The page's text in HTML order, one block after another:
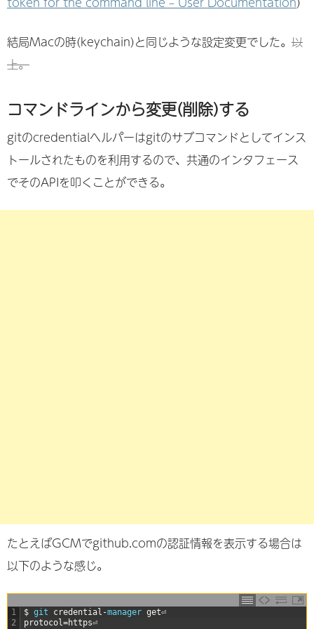
結局Macの時(keychain)と同じような設定変更でした。 以
上。
コマンドラインから変更(削除)する
gitのcredentialヘルパーはgitのサブコマンドとしてインス
トールされたものを利用するので、共通のインタフェース
でそのAPIを叩くことができる。
たとえばGCMでgithub.comの認証情報を表示する場合は
以下のような感じ。
1
2
$ git credential -manager get⏎
protocol=https⏎